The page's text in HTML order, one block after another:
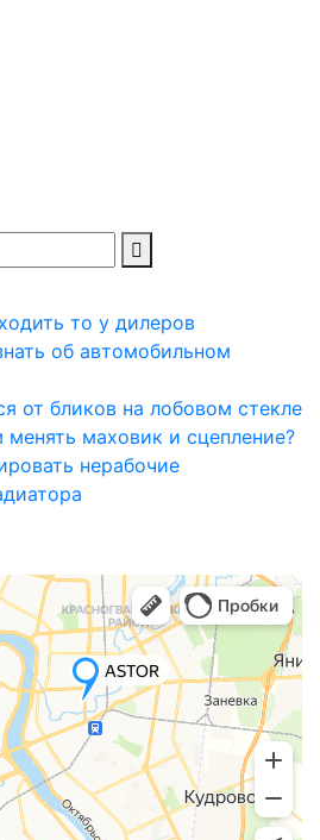
то у дилеров
об автомобильном
от бликов на лобовом стекле
маховик и сцепление?
нерабочие